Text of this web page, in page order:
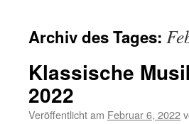
Archiv des Tages:
Klassische
2022
Veröffentlicht am Februar 6, 2022